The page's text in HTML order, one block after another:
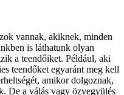
vannak, akiknek, minden
is láthatunk olyan
a teendőiket. Például, aki
teendőket egyaránt meg kell
amikor dolgoznak,
De a válás vagy özvegyülés